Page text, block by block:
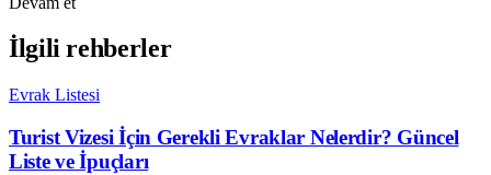
İlgili rehberler
Evrak Listesi
Turist Vizesi İçin Gerekli Evraklar Nelerdir? Güncel
Liste ve İpuçları